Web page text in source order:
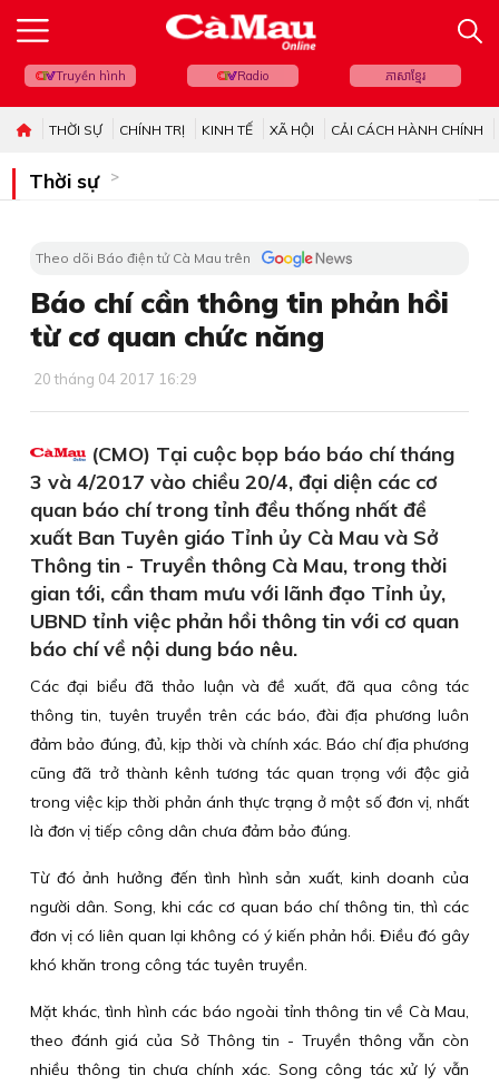
Truyền hình Radio ភាសាខ្មែរ
THỜI SỰ CHÍNH TRỊ KINH TẾ XÃ HỘI CẢI CÁCH HÀNH CHÍNH
Thời sự
Theo dõi Báo điện tử Cà Mau trên
Báo chí cần thông tin phản hồi
từ cơ quan chức năng
20 tháng 04 2017 16:29
(CMO) Tại cuộc bọp báo báo chí tháng
3 và 4/2017 vào chiều 20/4, đại diện các cơ
quan báo chí trong tỉnh đều thống nhất đề
xuất Ban Tuyên giáo Tỉnh ủy Cà Mau và Sở
Thông tin - Truyền thông Cà Mau, trong thời
gian tới, cần tham mưu với lãnh đạo Tỉnh ủy,
UBND tỉnh việc phản hồi thông tin với cơ quan
báo chí về nội dung báo nêu.
Các đại biểu đã thảo luận và đề xuất, đã qua công tác
thông tin, tuyên truyền trên các báo, đài địa phương luôn
đảm bảo đúng, đủ, kịp thời và chính xác. Báo chí địa phương
cũng đã trở thành kênh tương tác quan trọng với độc giả
trong việc kịp thời phản ánh thực trạng ở một số đơn vị, nhất
là đơn vị tiếp công dân chưa đảm bảo đúng.
Từ đó ảnh hưởng đến tình hình sản xuất, kinh doanh của
người dân. Song, khi các cơ quan báo chí thông tin, thì các
đơn vị có liên quan lại không có ý kiến phản hồi. Điều đó gây
khó khăn trong công tác tuyên truyền.
Mặt khác, tình hình các báo ngoài tỉnh thông tin về Cà Mau,
theo đánh giá của Sở Thông tin - Truyền thông vẫn còn
nhiều thông tin chưa chính xác. Song công tác xử lý vẫn